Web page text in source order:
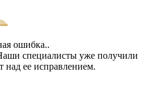
ошибка..
специалисты уже получили
над ее исправлением.